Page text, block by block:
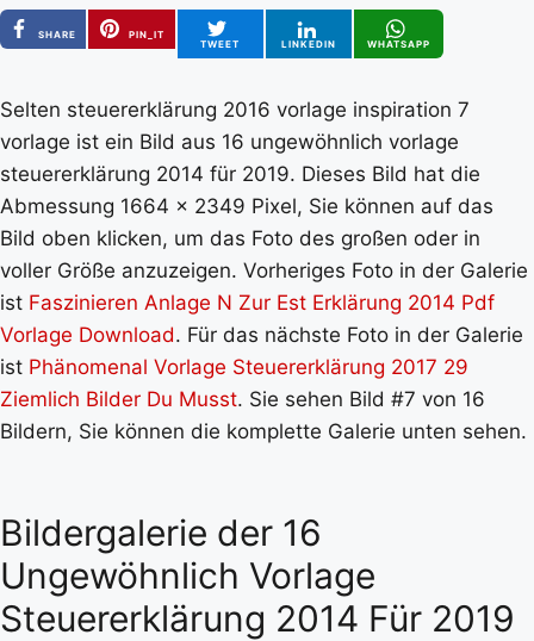
SHARE
PIN_IT
TWEET
LINKEDIN WHATSAPP
Selten steuererklärung 2016 vorlage inspiration 7
vorlage ist ein Bild aus 16 ungewöhnlich vorlage
steuererklärung 2014 für 2019. Dieses Bild hat die
Abmessung 1664 x 2349 Pixel, Sie können auf das
Bild oben klicken, um das Foto des großen oder in
voller Größe anzuzeigen. Vorheriges Foto in der Galerie
ist Faszinieren Anlage N Zur Est Erklärung 2014 Pdf
Vorlage Download. Für das nächste Foto in der Galerie
ist Phänomenal Vorlage Steuererklärung 2017 29
Ziemlich Bilder Du Musst. Sie sehen Bild #7 von 16
Bildern, Sie können die komplette Galerie unten sehen.
Bildergalerie der 16
Ungewöhnlich Vorlage
Steuererklärung 2014 Für 2019